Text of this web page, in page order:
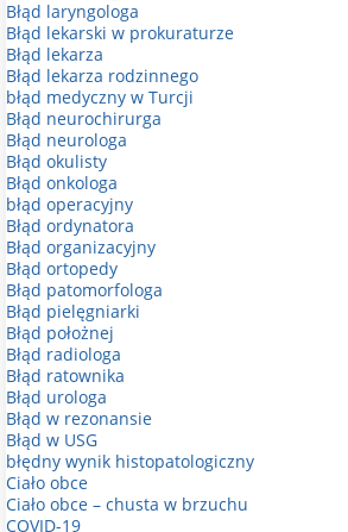
Błąd laryngologa
Błąd lekarski w prokuraturze
Błąd lekarza
Błąd lekarza rodzinnego
błąd medyczny w Turcji
Błąd neurochirurga
Błąd neurologa
Błąd okulisty
Błąd onkologa
błąd operacyjny
Błąd ordynatora
Błąd organizacyjny
Błąd ortopedy
Błąd patomorfologa
Błąd pielęgniarki
Błąd położnej
Błąd radiologa
Błąd ratownika
Błąd urologa
Błąd w rezonansie
Błąd w USG
błędny wynik histopatologiczny
Ciało obce
Ciało obce – chusta w brzuchu
COVID-19